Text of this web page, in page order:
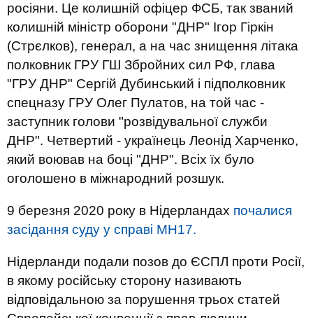
росіяни. Це колишній офіцер ФСБ, так званий
колишній міністр оборони "ДНР" Ігор Гіркін
(Стрєлков), генерал, а на час знищення літака
полковник ГРУ ГШ Збройних сил РФ, глава
"ГРУ ДНР" Сергій Дубинський і підполковник
спецназу ГРУ Олег Пулатов, на той час -
заступник голови "розвідувальної служби
ДНР". Четвертий - українець Леонід Харченко,
який воював на боці "ДНР". Всіх їх було
оголошено в міжнародний розшук.
9 березня 2020 року в Нідерландах почалися
засідання суду у справі МН17.
Нідерланди подали позов до ЄСПЛ проти Росії,
в якому російську сторону називають
відповідальною за порушення трьох статей